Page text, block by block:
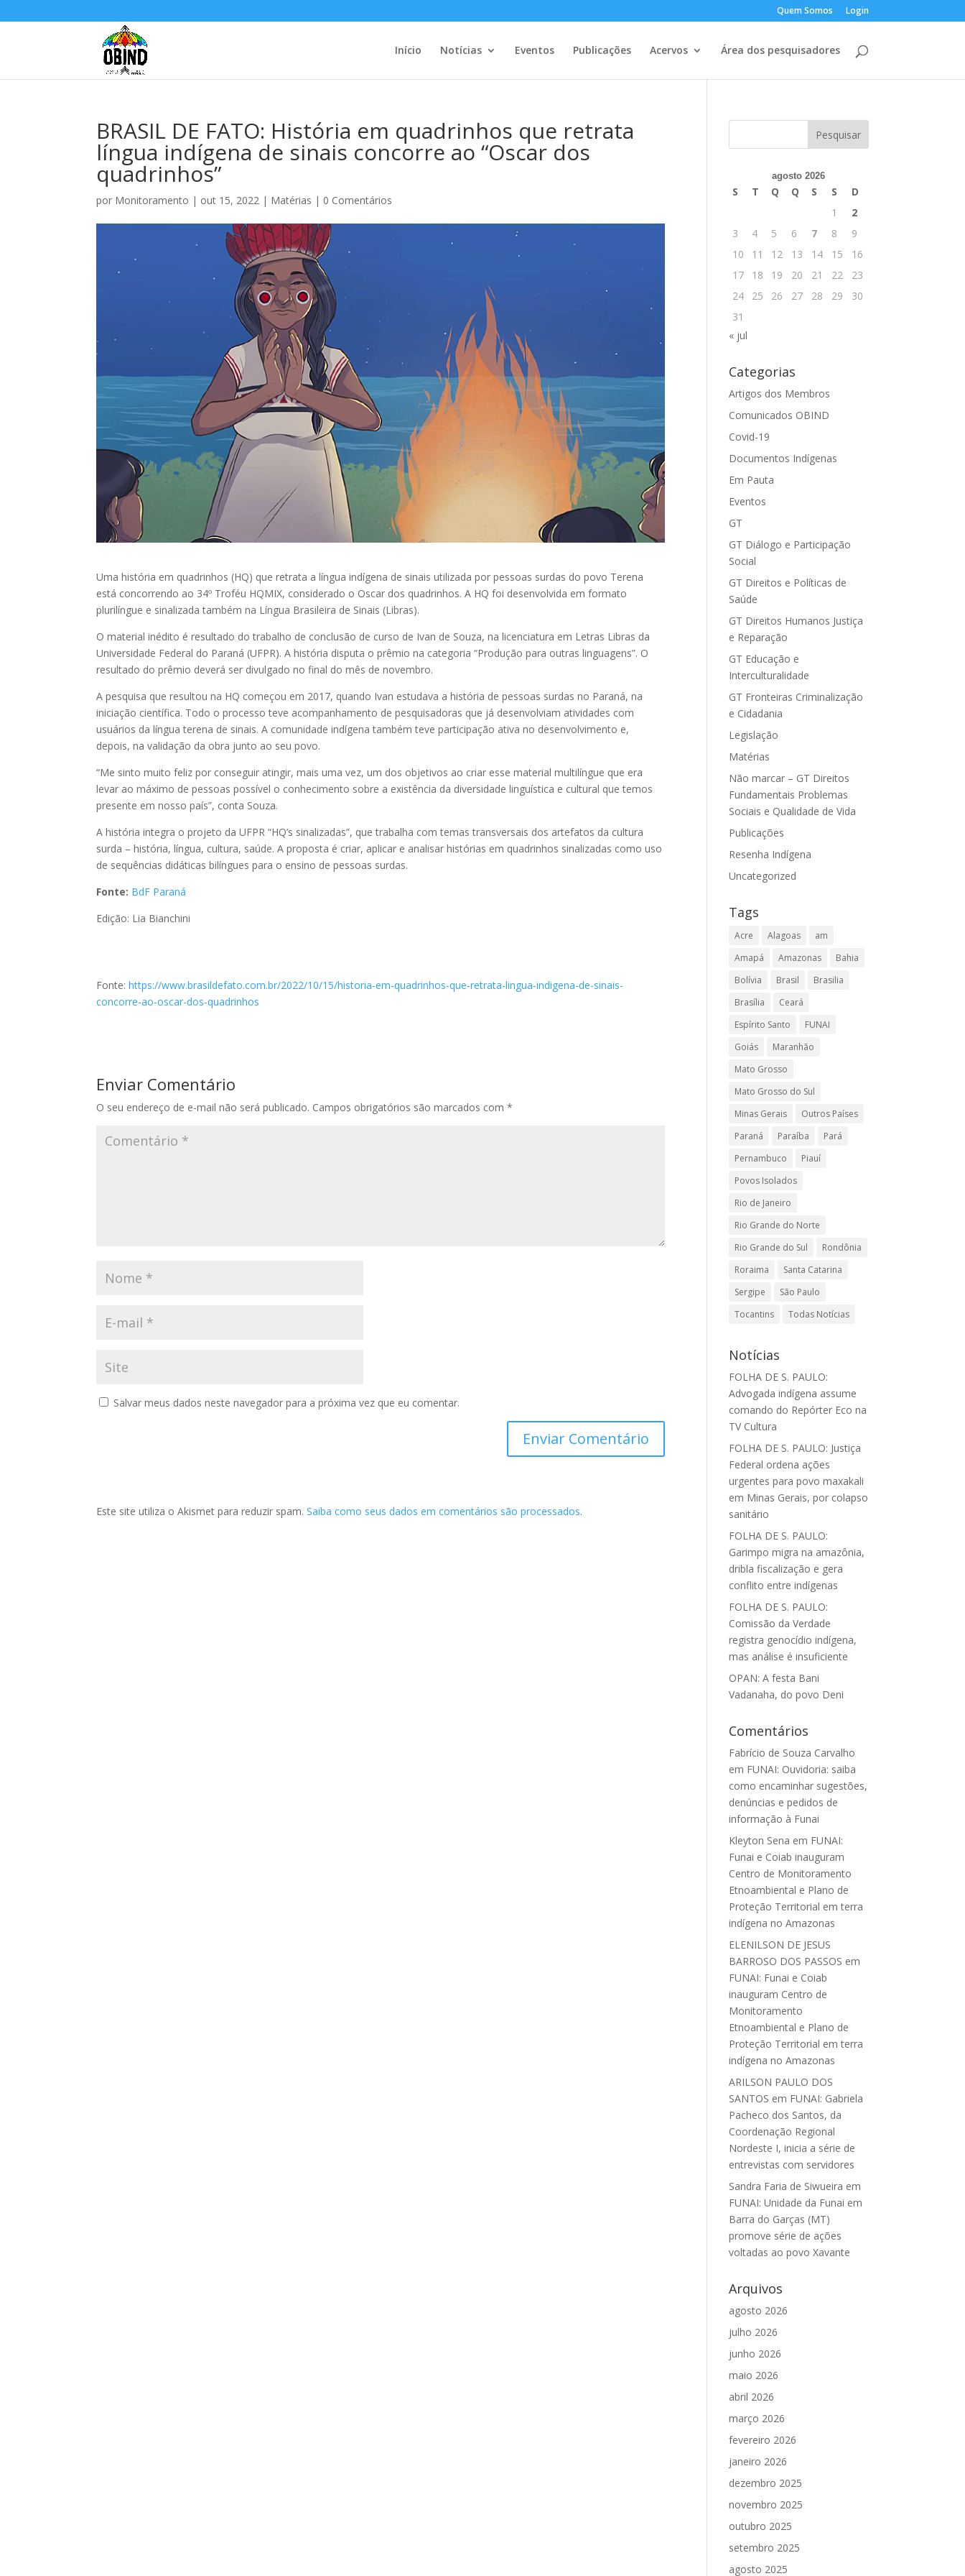
Quem Somos Login
Início Notícias Eventos Publicações Acervos Área dos pesquisadores
BRASIL DE FATO: História em quadrinhos que retrata
língua indígena de sinais concorre ao “Oscar dos
quadrinhos”
por Monitoramento | out 15, 2022 | Matérias | 0 Comentários
Uma história em quadrinhos (HQ) que retrata a língua indígena de sinais utilizada por pessoas surdas do povo Terena
está concorrendo ao 34º Troféu HQMIX, considerado o Oscar dos quadrinhos. A HQ foi desenvolvida em formato
plurilíngue e sinalizada também na Língua Brasileira de Sinais (Libras).
O material inédito é resultado do trabalho de conclusão de curso de Ivan de Souza, na licenciatura em Letras Libras da
Universidade Federal do Paraná (UFPR). A história disputa o prêmio na categoria “Produção para outras linguagens”. O
resultado do prêmio deverá ser divulgado no final do mês de novembro.
A pesquisa que resultou na HQ começou em 2017, quando Ivan estudava a história de pessoas surdas no Paraná, na
iniciação científica. Todo o processo teve acompanhamento de pesquisadoras que já desenvolviam atividades com
usuários da língua terena de sinais. A comunidade indígena também teve participação ativa no desenvolvimento e,
depois, na validação da obra junto ao seu povo.
“Me sinto muito feliz por conseguir atingir, mais uma vez, um dos objetivos ao criar esse material multilíngue que era
levar ao máximo de pessoas possível o conhecimento sobre a existência da diversidade linguística e cultural que temos
presente em nosso país”, conta Souza.
A história integra o projeto da UFPR “HQ’s sinalizadas”, que trabalha com temas transversais dos artefatos da cultura
surda – história, língua, cultura, saúde. A proposta é criar, aplicar e analisar histórias em quadrinhos sinalizadas como uso
de sequências didáticas bilíngues para o ensino de pessoas surdas.
Fonte: BdF Paraná
Edição: Lia Bianchini
Fonte:https://www.brasildefato.com.br/2022/10/15/historia-em-quadrinhos-que-retrata-lingua-indigena-de-sinais-
concorre-ao-oscar-dos-quadrinhos
Enviar Comentário
O seu endereço de e-mail não será publicado. Campos obrigatórios são marcados com*
Salvar meus dados neste navegador para a próxima vez que eu comentar.
Este site utiliza o Akismet para reduzir spam.Saiba como seus dados em comentários são processados.
agosto 2026
S T Q Q S S
D
1
2
3
4 5 6 7 8
9
10
11 12 13 14 15
16
17
18 19 20 21 22
23
24
25 26 27 28 29
30
31
« jul
Categorias
Artigos dos Membros
Comunicados OBIND
Covid-19
Documentos Indígenas
Em Pauta
Eventos
GT
GT Diálogo e Participação
Social
GT Direitos e Políticas de
Saúde
GT Direitos Humanos Justiça
e Reparação
GT Educação e
Interculturalidade
GT Fronteiras Criminalização
e Cidadania
Legislação
Matérias
Não marcar – GT Direitos
Fundamentais Problemas
Sociais e Qualidade de Vida
Publicações
Resenha Indígena
Uncategorized
Tags
Acre Alagoas
am
Amapá
Amazonas
Bahia
Bolívia
Brasil
Brasilia
Brasília
Ceará
Espírito Santo
FUNAI
Goiás
Maranhão
Mato Grosso
Mato Grosso do Sul
Minas Gerais
Outros Países
Paraná
Paraíba
Pará
Pernambuco
Piauí
Povos Isolados
Rio de Janeiro
Rio Grande do Norte
Rio Grande do Sul
Rondônia
Roraima
Santa Catarina
Sergipe
São Paulo
Tocantins
Todas Notícias
Notícias
FOLHA DE S. PAULO:
Advogada indígena assume
comando do Repórter Eco na
TV Cultura
FOLHA DE S. PAULO: Justiça
Federal ordena ações
urgentes para povo maxakali
em Minas Gerais, por colapso
sanitário
FOLHA DE S. PAULO:
Garimpo migra na amazônia,
dribla fiscalização e gera
conflito entre indígenas
FOLHA DE S. PAULO:
Comissão da Verdade
registra genocídio indígena,
mas análise é insuficiente
OPAN: A festa Bani
Vadanaha, do povo Deni
Comentários
Fabrício de Souza Carvalho
em FUNAI: Ouvidoria: saiba
como encaminhar sugestões,
denúncias e pedidos de
informação à Funai
Kleyton Sena em FUNAI:
Funai e Coiab inauguram
Centro de Monitoramento
Etnoambiental e Plano de
Proteção Territorial em terra
indígena no Amazonas
ELENILSON DE JESUS
BARROSO DOS PASSOS em
FUNAI: Funai e Coiab
inauguram Centro de
Monitoramento
Etnoambiental e Plano de
Proteção Territorial em terra
indígena no Amazonas
ARILSON PAULO DOS
SANTOS em FUNAI: Gabriela
Pacheco dos Santos, da
Coordenação Regional
Nordeste I, inicia a série de
entrevistas com servidores
Sandra Faria de Siwueira em
FUNAI: Unidade da Funai em
Barra do Garças (MT)
promove série de ações
voltadas ao povo Xavante
Arquivos
agosto 2026
julho 2026
junho 2026
maio 2026
abril 2026
março 2026
fevereiro 2026
janeiro 2026
dezembro 2025
novembro 2025
outubro 2025
setembro 2025
agosto 2025